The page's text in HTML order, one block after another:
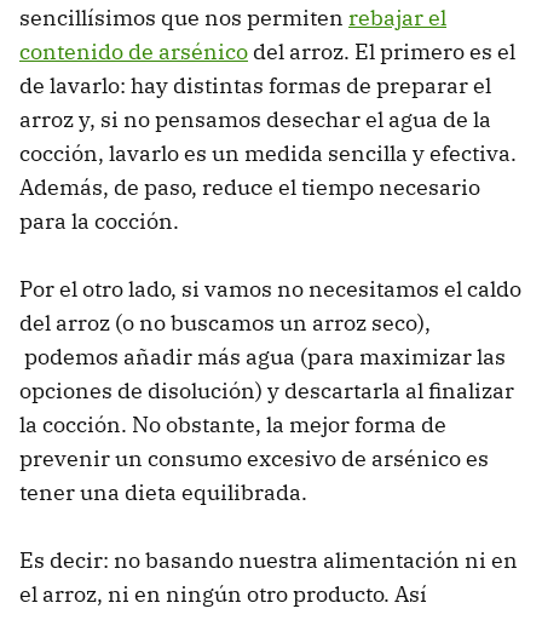
sencillísimos que nos permiten rebajar el
contenido de arsénico del arroz. El primero es el
de lavarlo: hay distintas formas de preparar el
arroz y, si no pensamos desechar el agua de la
cocción, lavarlo es un medida sencilla y efectiva.
Además, de paso, reduce el tiempo necesario
para la cocción.
Por el otro lado, si vamos no necesitamos el caldo
del arroz (o no buscamos un arroz seco),
podemos añadir más agua (para maximizar las
opciones de disolución) y descartarla al finalizar
la cocción. No obstante, la mejor forma de
prevenir un consumo excesivo de arsénico es
tener una dieta equilibrada.
Es decir: no basando nuestra alimentación ni en
el arroz, ni en ningún otro producto. Así